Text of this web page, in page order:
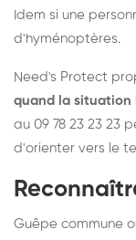
Idem si une
d'hyménoptères.
Need's Protect
quand la situation
au 09 78 23 23 23
d'orienter vers le
Guêpe commune